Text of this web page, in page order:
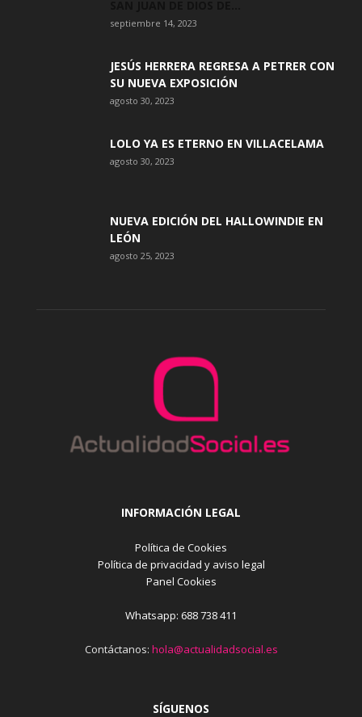
septiembre 14, 2023
JESÚS HERRERA REGRESA A PETRER CON
SU NUEVA EXPOSICIÓN
agosto 30, 2023
LOLO YA ES ETERNO EN VILLACELAMA
agosto 30, 2023
NUEVA EDICIÓN DEL HALLOWINDIE EN
LEÓN
agosto 25, 2023
INFORMACIÓN LEGAL
Política de Cookies
Política de privacidad y aviso legal
Panel Cookies
Whatsapp: 688 738 411
Contáctanos: hola@actualidadsocial.es
SÍGUENOS